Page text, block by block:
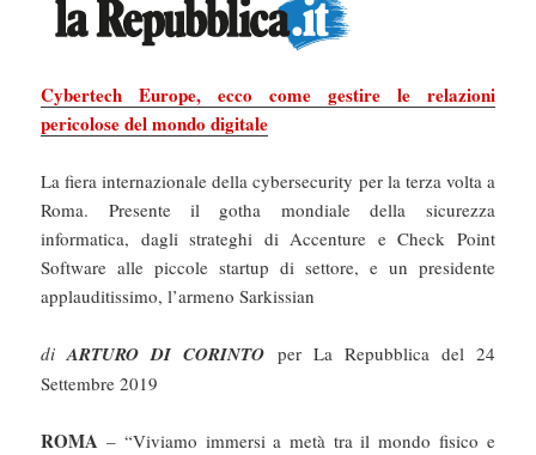
Cybertech Europe, ecco come gestire le relazioni
pericolose del mondo digitale
La fiera internazionale della cybersecurity per la terza volta a
Roma. Presente il gotha mondiale della sicurezza
informatica, dagli strateghi di Accenture e Check Point
Software alle piccole startup di settore, e un presidente
applauditissimo, l’armeno Sarkissian
diARTURO DI CORINTO per La Repubblica del 24
Settembre 2019
ROMA – “Viviamo immersi a metà tra il mondo fisico e